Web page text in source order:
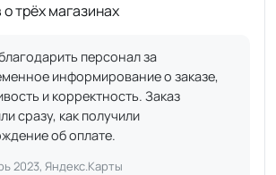
трёх магазинах
персонал за
информирование о заказе,
и корректность. Заказ
сразу, как получили
об оплате.
2023, Яндекс.Карты